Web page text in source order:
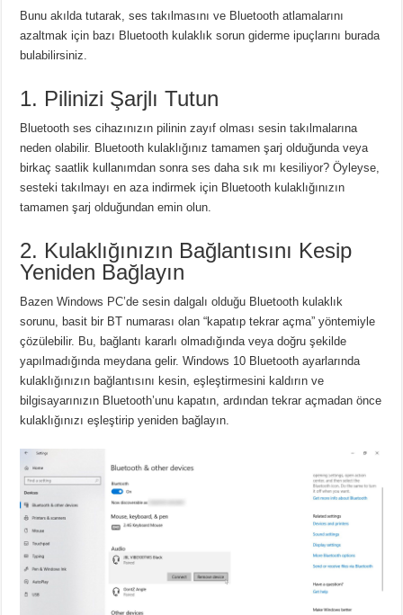
Bunu akılda tutarak, ses takılmasını ve Bluetooth atlamalarını
azaltmak için bazı Bluetooth kulaklık sorun giderme ipuçlarını burada
bulabilirsiniz.
1. Pilinizi Şarjlı Tutun
Bluetooth ses cihazınızın pilinin zayıf olması sesin takılmalarına
neden olabilir. Bluetooth kulaklığınız tamamen şarj olduğunda veya
birkaç saatlik kullanımdan sonra ses daha sık mı kesiliyor?Öyleyse,
sesteki takılmayı en aza indirmek için Bluetooth kulaklığınızın
tamamen şarj olduğundan emin olun.
2. Kulaklığınızın Bağlantısını Kesip
Yeniden Bağlayın
Bazen Windows PC’de sesin dalgalı olduğu Bluetooth kulaklık
sorunu, basit bir BT numarası olan “kapatıp tekrar açma” yöntemiyle
çözülebilir. Bu, bağlantı kararlı olmadığında veya doğru şekilde
yapılmadığında meydana gelir.Windows 10 Bluetooth ayarlarında
kulaklığınızın bağlantısını kesin, eşleştirmesini kaldırın ve
bilgisayarınızın Bluetooth’unu kapatın, ardından tekrar açmadan önce
kulaklığınızı eşleştirip yeniden bağlayın.